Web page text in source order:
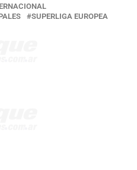
SUPERLIGA EUROPEA